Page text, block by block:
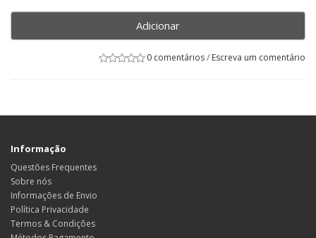
Adicionar
0 comentários/ Escreva um comentário
Informação
Questões Frequentes
Sobre nós
Informações de Envio
Política Privacidade
Termos & Condições